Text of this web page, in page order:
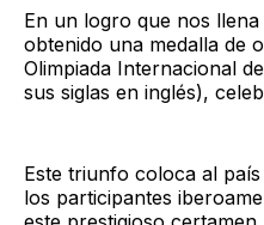
En un logro que nos
obtenido una medalla de
Olimpiada Internacional
sus siglas en inglés),
Este triunfo coloca al
los participantes